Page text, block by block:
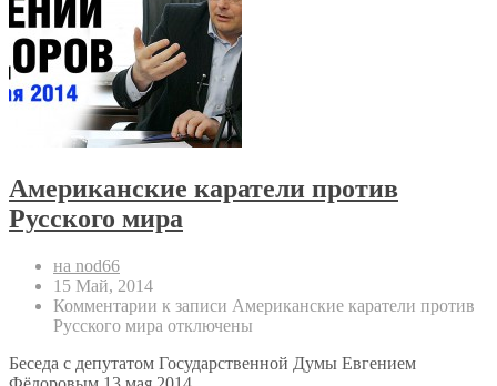
Американские каратели против
Русского мира
на nod66
15 Май, 2014
Комментарии к записи Американские каратели против
Русского мира отключены
Беседа с депутатом Государственной Думы Евгением